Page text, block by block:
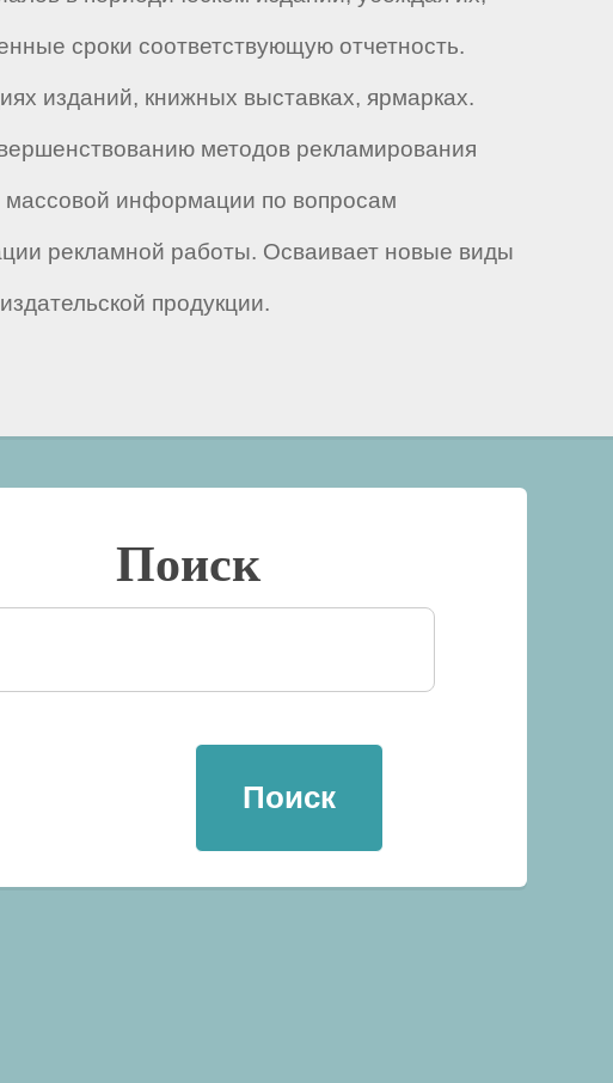
сроки соответствующую отчетность.
изданий, книжных выставках, ярмарках.
методов рекламирования
массовой информации по вопросам
рекламной работы. Осваивает новые виды
продукции.
Поиск